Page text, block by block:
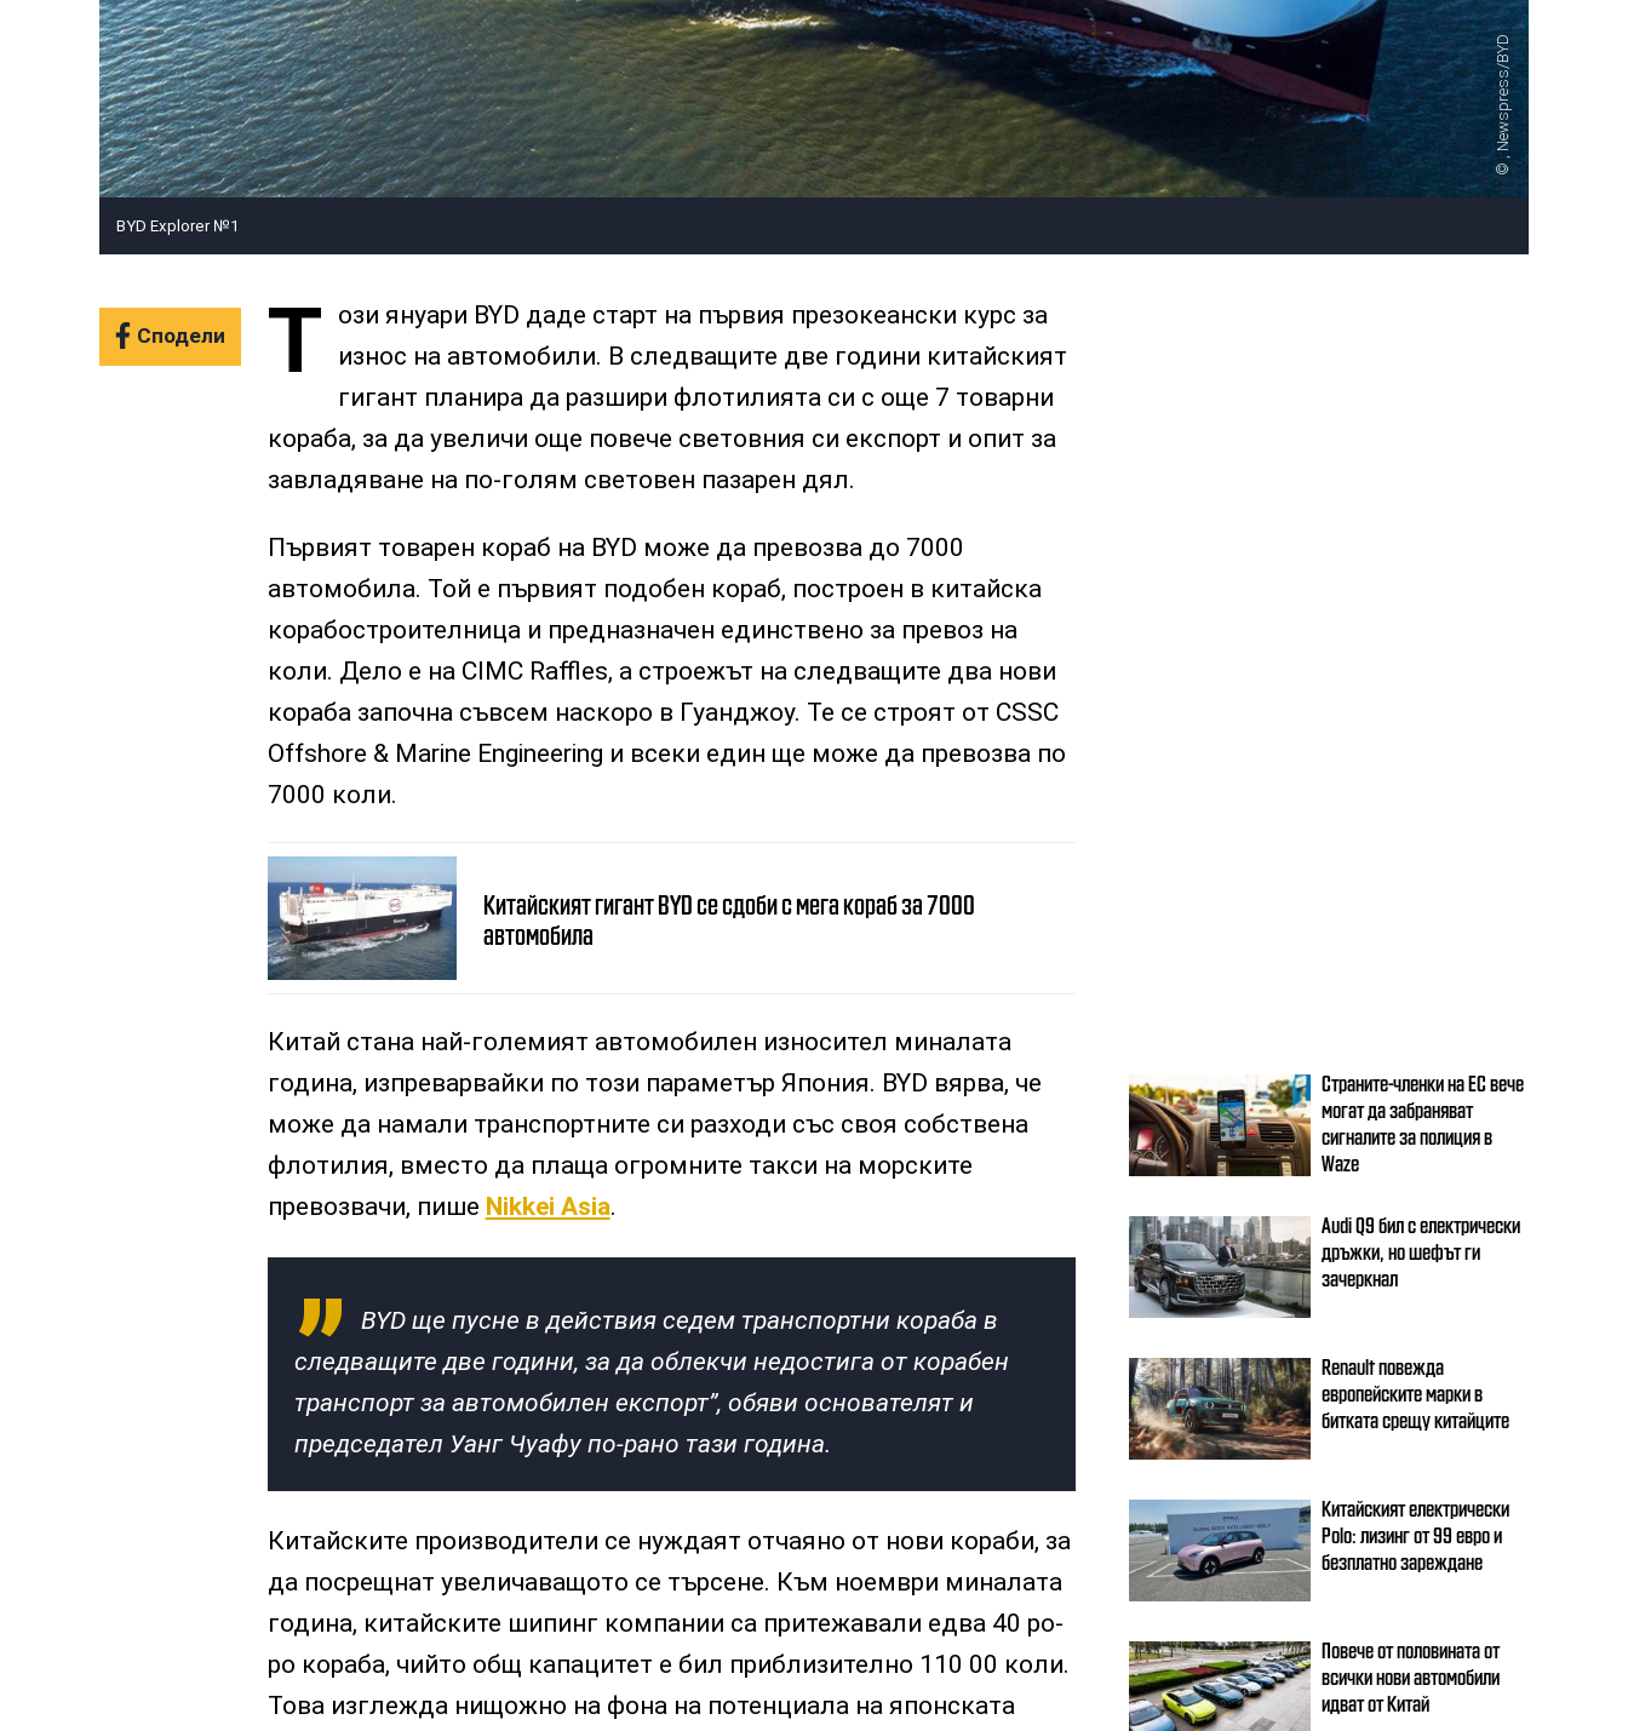
, Newspress/BYD
BYD Explorer №1
Сподели Т
ози януари BYD даде старт на първия презокеански курс за
износ на автомобили. В следващите две години китайският
гигант планира да разшири флотилията си с още 7 товарни
кораба, за да увеличи още повече световния си експорт и опит за
завладяване на по-голям световен пазарен дял.
Първият товарен кораб на BYD може да превозва до 7000
автомобила. Той е първият подобен кораб, построен в китайска
корабостроителница и предназначен единствено за превоз на
коли. Дело е на CIMC Raffles, а строежът на следващите два нови
кораба започна съвсем наскоро в Гуанджоу. Те се строят от CSSC
Offshore & Marine Engineering и всеки един ще може да превозва по
7000 коли.
BYD Explorer No.
1" loading="lazy"
/>
Китайският гигант BYD се сдоби с мега кораб за 7000
автомобила
Китай стана най-големият автомобилен износител миналата
година, изпреварвайки по този параметър Япония. BYD вярва, че
може да намали транспортните си разходи със своя собствена
флотилия, вместо да плаща огромните такси на морските
превозвачи, пише Nikkei Asia.
BYD ще пусне в действия седем транспортни кораба в
следващите две години, за да облекчи недостига от корабен
транспорт за автомобилен експорт”, обяви основателят и
председател Уанг Чуафу по-рано тази година.
Китайските производители се нуждаят отчаяно от нови кораби, за
да посрещнат увеличаващото се търсене. Към ноември миналата
година, китайските шипинг компании са притежавали едва 40 ро-
ро кораба, чийто общ капацитет е бил приблизително 110 00 коли.
Това изглежда нищожно на фона на потенциала на японската
Страните-членки на ЕС вече
могат да забраняват
сигналите за полиция в
Waze
Audi Q9 бил с електрически
дръжки, но шефът ги
зачеркнал
Renault повежда
европейските марки в
битката срещу китайците
Китайският електрически
Polo: лизинг от 99 евро и
безплатно зареждане
Повече от половината от
всички нови автомобили
идват от Китай